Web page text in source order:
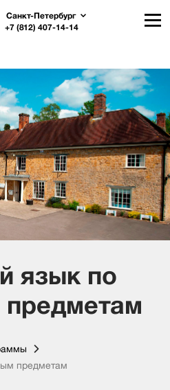
Санкт-Петербург
+7 (812) 407-14-14
язык по
предметам